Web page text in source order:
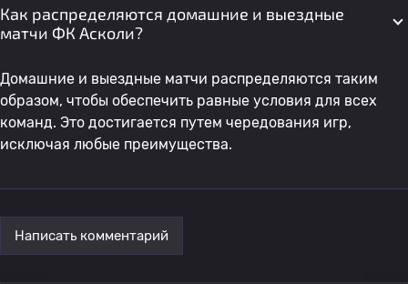
Как распределяются домашние и выездные
матчи ФК Асколи?
Домашние и выездные матчи распределяются таким
образом, чтобы обеспечить равные условия для всех
команд. Это достигается путем чередования игр,
исключая любые преимущества.
Написать комментарий